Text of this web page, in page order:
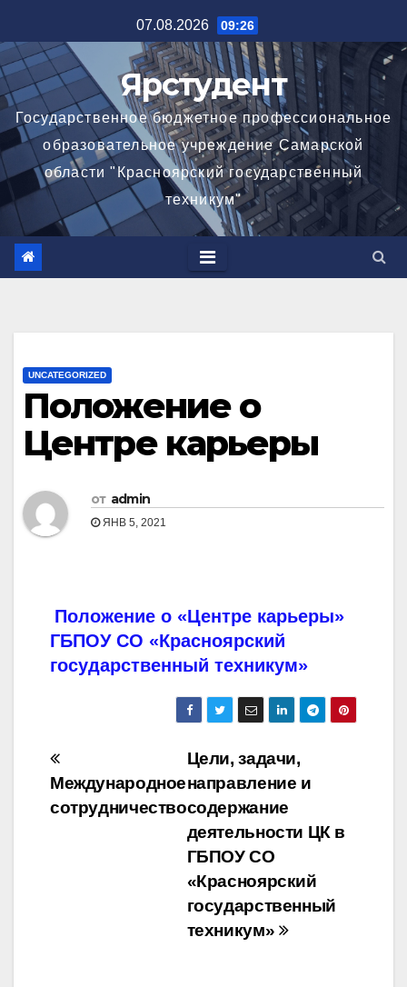
к
содержимому
07.08.2026 09:26
Ярстудент
Государственное бюджетное профессиональное
образовательное учреждение Самарской
области "Красноярский государственный
техникум"
UNCATEGORIZED
Положение о
Центре карьеры
от admin
ЯНВ 5, 2021
Положение о «Центре карьеры»
ГБПОУ СО «Красноярский
государственный техникум»
Навигация
по
Цели, задачи,
направление и
содержание
деятельности ЦК в
ГБПОУ СО
«Красноярский
государственный
техникум»
Международное
сотрудничество